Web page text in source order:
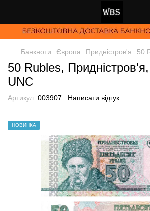
Банкноти Європа Придністров'я 50
50 Rubles, Придністров'я,
UNC
Артикул: 003907 Написати відгук
НОВИНКА